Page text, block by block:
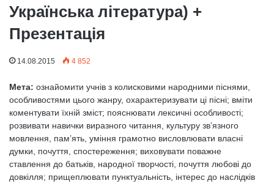
Українська література) +
Презентація
14.08.2015 4 852
Мета: ознайомити учнів з колисковими народними піснями,
особливостями цього жанру, охарактеризувати ці пісні; вміти
коментувати їхній зміст; пояснювати лексичні особливості;
розвивати навички виразного читання, культуру зв’язного
мовлення, пам’ять, уміння грамотно висловлювати власні
думки, почуття, спостереження; виховувати поважне
ставлення до батьків, народної творчості, почуття любові до
довкілля; прищеплювати пунктуальність, інтерес до наслідків